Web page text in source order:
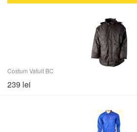
Costum Vatuit BC
239 lei